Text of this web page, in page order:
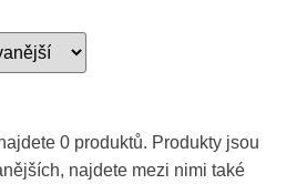
0 produktů. Produkty jsou
najdete mezi nimi také